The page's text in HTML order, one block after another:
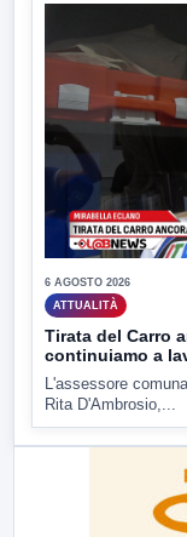
6 AGOSTO 2026
ATTUALITÀ
Tirata del Carro
continuiamo a
L'assessore
Rita D'Ambrosio,...